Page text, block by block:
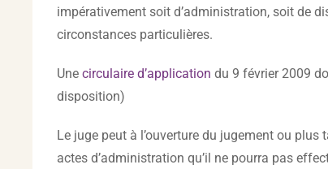
impérativement soit d’administration, soit de
circonstances particulières.
Une circulaire d’application du 9 février 2009
disposition)
Le juge peut à l’ouverture du jugement ou
actes d’administration qu’il ne pourra pas